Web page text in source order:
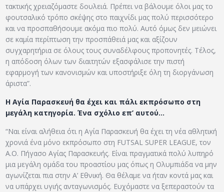
τακτικής χρειαζόμαστε δουλειά. Πρέπει να βάλουμε όλοι μας το
φουτσαλικό τρόπο σκέψης στο παιχνίδι μας πολύ περισσότερο
και να προσπαθήσουμε ακόμα πιο πολύ. Αυτό όμως δεν μειώνει
σε καμία περίπτωση την προσπάθειά μας και αξίζουν
συγχαρητήρια σε όλους τους συναδέλφους προπονητές. Τέλος,
η απόδοση όλων των διαιτητών εξασφάλισε την πιστή
εφαρμογή των κανονισμών και υποστήριξε όλη τη διοργάνωση
άριστα”.
Η Αγία Παρασκευή θα έχει και πάλι εκπρόσωπο στη
μεγάλη κατηγορία. Ένα σχόλιο επ’ αυτού…
“Ναι είναι αλήθεια ότι η Αγία Παρασκευή θα έχει τη νέα αθλητική
χρονιά ένα μόνο εκπρόσωπο στη FUTSAL SUPER LEAGUE, τον
Α.Ο. Πήγασο Αγίας Παρασκευής. Είναι πραγματικά πολύ λυπηρό
μια μεγάλη ομάδα του προαστίου μας όπως η Ολυμπιάδα να μην
αγωνίζεται πια στην Α’ Εθνική. Θα θέλαμε να ήταν κοντά μας και
να υπάρχει υγιής ανταγωνισμός. Ευχόμαστε να ξεπεραστούν τα